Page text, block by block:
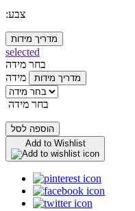
:צבע
מדריך מידות
selected
בחר מידה
מידה
מדריך מידות
בחר מידה
הוספה לסל
Add to Wishlist